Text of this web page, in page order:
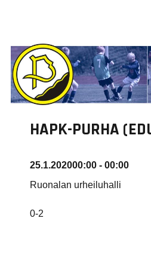
HAPK-PURHA
25.1.202000:00 - 00:00
Ruonalan urheiluhalli
0-2